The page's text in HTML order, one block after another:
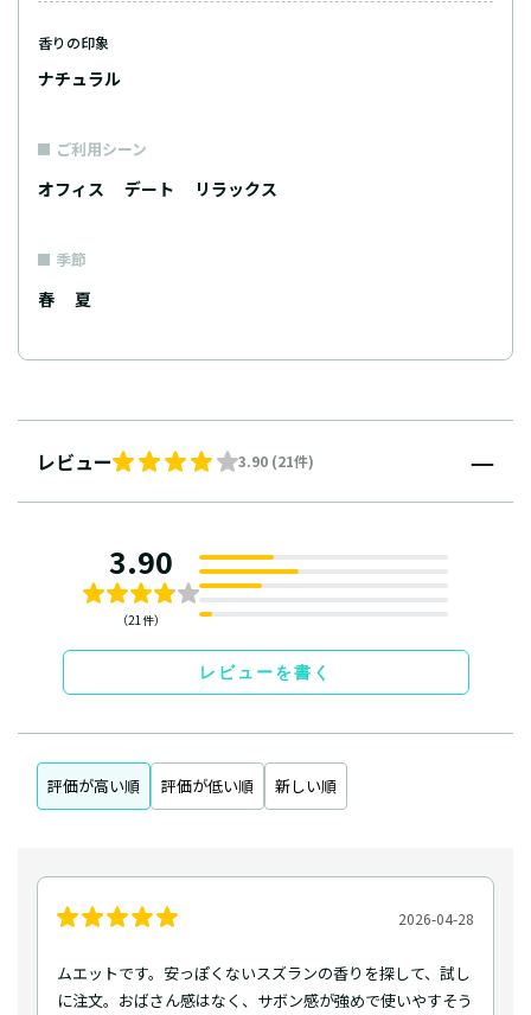
香りの印象
ナチュラル
ご利用シーン
オフィス デート リラックス
季節
春 夏
レビュー 3.90 (21件)
3.90
（21件）
レビューを書く
評価が高い順 評価が低い順 新しい順
2026-04-28
ムエットです。安っぽくないスズランの香りを探して、試し
に注文。おばさん感はなく、サボン感が強めで使いやすそう